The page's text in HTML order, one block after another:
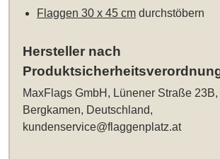
Flaggen 30 x 45 cm durchstöbern
Hersteller nach
MaxFlags GmbH, Lünener Straße
Bergkamen, Deutschland,
kundenservice@flaggenplatz.at